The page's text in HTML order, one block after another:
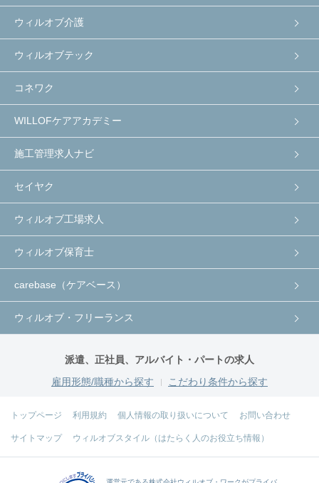
ウィルオブ介護
ウィルオブテック
コネワク
WILLOFケアアカデミー
施工管理求人ナビ
セイヤク
ウィルオブ工場求人
ウィルオブ保育士
carebase（ケアベース）
ウィルオブ・フリーランス
派遣、正社員、アルバイト・パートの求人
雇用形態/職種から探す
こだわり条件から探す
トップページ 利用規約 個人情報の取り扱いについて お問い合わせ
サイトマップ ウィルオブスタイル（はたらく人のお役立ち情報）